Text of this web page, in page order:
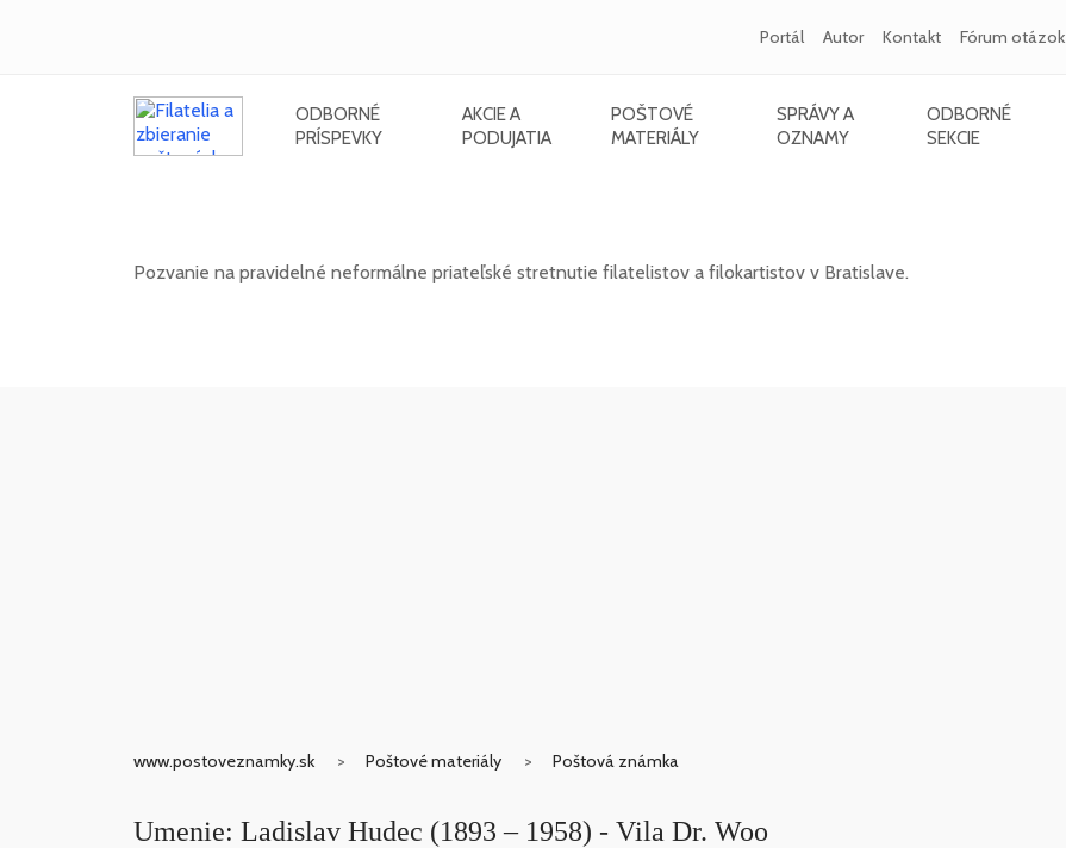
Portál Autor Kontakt Fórum otázok
ODBORNÉ
PRÍSPEVKY
AKCIE A
PODUJATIA
POŠTOVÉ
MATERIÁLY
SPRÁVY A
OZNAMY
ODBORNÉ
SEKCIE
Pozvanie na pravidelné neformálne priateľské stretnutie filatelistov a filokartistov v Bratislave.
www.postoveznamky.sk Poštové materiály Poštová známka
Umenie: Ladislav Hudec (1893 – 1958) - Vila Dr. Woo